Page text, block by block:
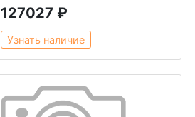
127027 ₽
Узнать наличие